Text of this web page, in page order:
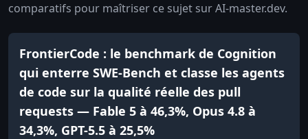
comparatifs pour maîtriser ce sujet sur AI-master.dev.
FrontierCode : le benchmark de Cognition
qui enterre SWE-Bench et classe les agents
de code sur la qualité réelle des pull
requests — Fable 5 à 46,3%, Opus 4.8 à
34,3%, GPT-5.5 à 25,5%